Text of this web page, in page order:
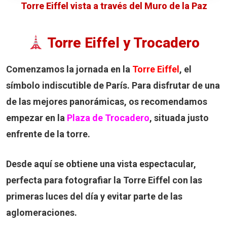
Torre Eiffel vista a través del Muro de la Paz
Torre Eiffel y Trocadero
Comenzamos la jornada en la Torre Eiffel , el
símbolo indiscutible de París. Para disfrutar de una
de las mejores panorámicas, os recomendamos
empezar en la Plaza de Trocadero, situada justo
enfrente de la torre.
Desde aquí se obtiene una vista espectacular,
perfecta para fotografiar la Torre Eiffel con las
primeras luces del día y evitar parte de las
aglomeraciones.